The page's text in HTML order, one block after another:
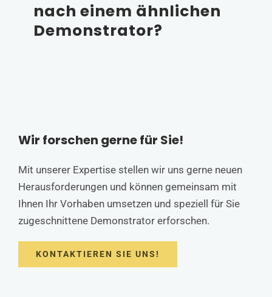
nach einem ähnlichen
Demonstrator?
Wir forschen gerne für Sie!
Mit unserer Expertise stellen wir uns gerne neuen
Herausforderungen und können gemeinsam mit
Ihnen Ihr Vorhaben umsetzen und speziell für Sie
zugeschnittene Demonstrator erforschen.
KONTAKTIEREN SIE UNS!